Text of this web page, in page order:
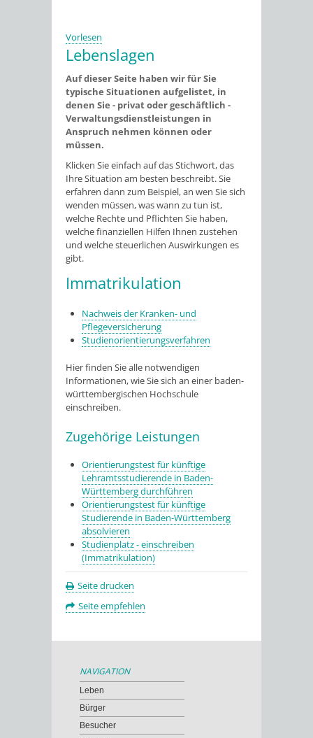
Vorlesen
Lebenslagen
Auf dieser Seite haben wir für Sie
typische Situationen aufgelistet, in
denen Sie - privat oder geschäftlich -
Verwaltungsdienstleistungen in
Anspruch nehmen können oder
müssen.
Klicken Sie einfach auf das Stichwort, das
Ihre Situation am besten beschreibt. Sie
erfahren dann zum Beispiel, an wen Sie sich
wenden müssen, was wann zu tun ist,
welche Rechte und Pflichten Sie haben,
welche finanziellen Hilfen Ihnen zustehen
und welche steuerlichen Auswirkungen es
gibt.
Immatrikulation
Nachweis der Kranken- und
Pflegeversicherung
Studienorientierungsverfahren
Hier finden Sie alle notwendigen
Informationen, wie Sie sich an einer baden-
württembergischen Hochschule
einschreiben.
Zugehörige Leistungen
Orientierungstest für künftige
Lehramtsstudierende in Baden-
Württemberg durchführen
Orientierungstest für künftige
Studierende in Baden-Württemberg
absolvieren
Studienplatz - einschreiben
(Immatrikulation)
Seite drucken
Seite empfehlen
NAVIGATION
Leben
Bürger
Besucher